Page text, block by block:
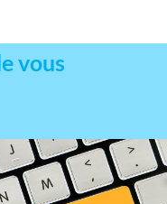
vous